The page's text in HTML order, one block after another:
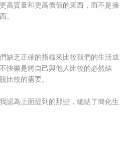
高質量和更高價值的東西，而不是擁
。
缺乏正確的指標來比較我們的生活成
快樂是將自己與他人比較的必然結
比較的需要。
認為上面提到的那些，總結了簡化生